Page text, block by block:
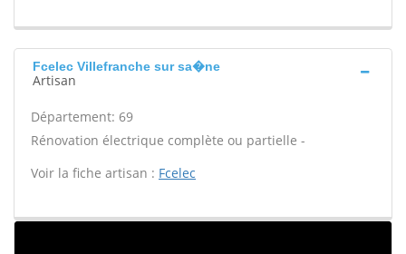
Fcelec Villefranche sur sa�ne
Artisan
Département: 69
Rénovation électrique complète ou partielle -
Voir la fiche artisan : Fcelec